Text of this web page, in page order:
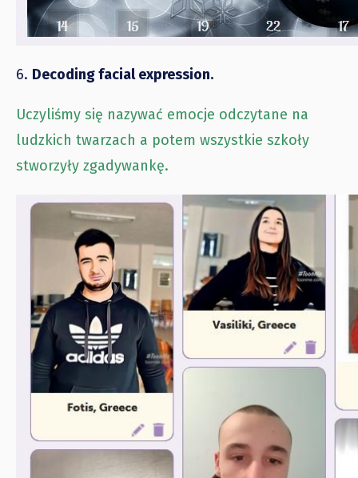
6. Decoding facial expression.
Uczyliśmy się nazywać emocje odczytane na
ludzkich twarzach a potem wszystkie szkoły
stworzyły zgadywankę.